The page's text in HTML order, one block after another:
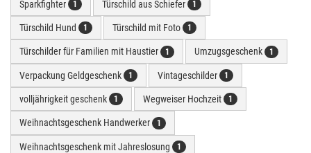
Sparkfighter 1 Türschild aus Schiefer 1
Türschild Hund 1 Türschild mit Foto 1
Türschilder für Familien mit Haustier 1 Umzugsgeschenk 1
Verpackung Geldgeschenk 1 Vintageschilder 1
volljährigkeit geschenk 1 Wegweiser Hochzeit 1
Weihnachtsgeschenk Handwerker 1
Weihnachtsgeschenk mit Jahreslosung 1